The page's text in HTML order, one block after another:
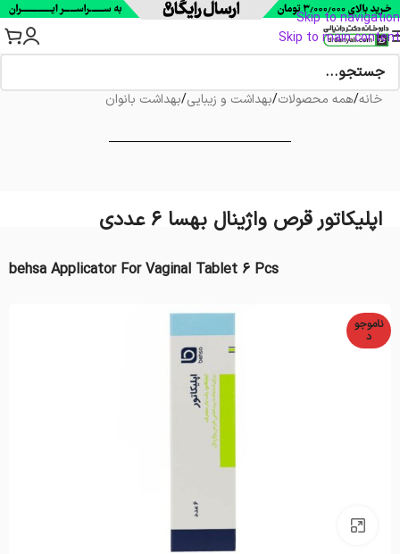
Skip to navigation
Skip to main content
خانه/همه محصولات/بهداشت و زیبایی/بهداشت بانوان
اپلیکاتور قرص واژینال بهسا 6 عددی
behsa Applicator For Vaginal Tablet 6 Pcs
ناموجو
د